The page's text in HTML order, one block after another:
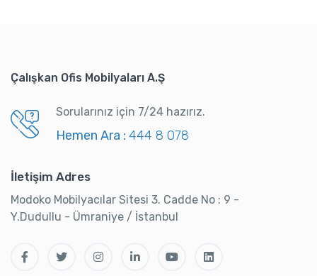
Çalışkan Ofis Mobilyaları A.Ş
Sorularınız için 7/24 hazırız.
Hemen Ara : 444 8 078
İletişim Adres
Modoko Mobilyacılar Sitesi 3. Cadde No : 9 -
Y.Dudullu - Ümraniye / İstanbul